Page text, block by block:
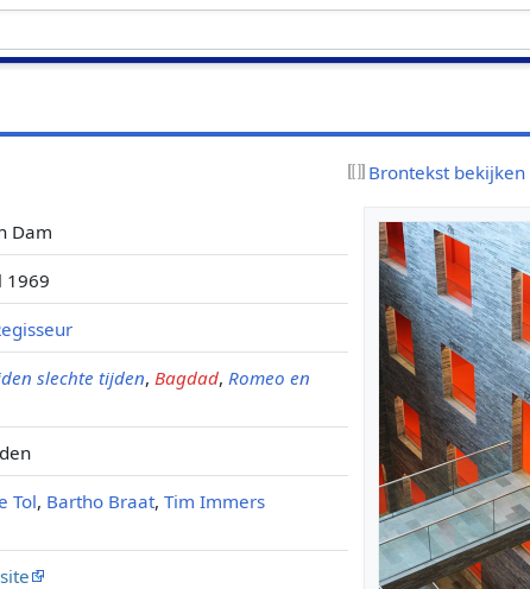
Brontekst bekijken
Dam
1969
slechte tijden, Bagdad, Romeo en
Tol, Bartho Braat,Tim Immers